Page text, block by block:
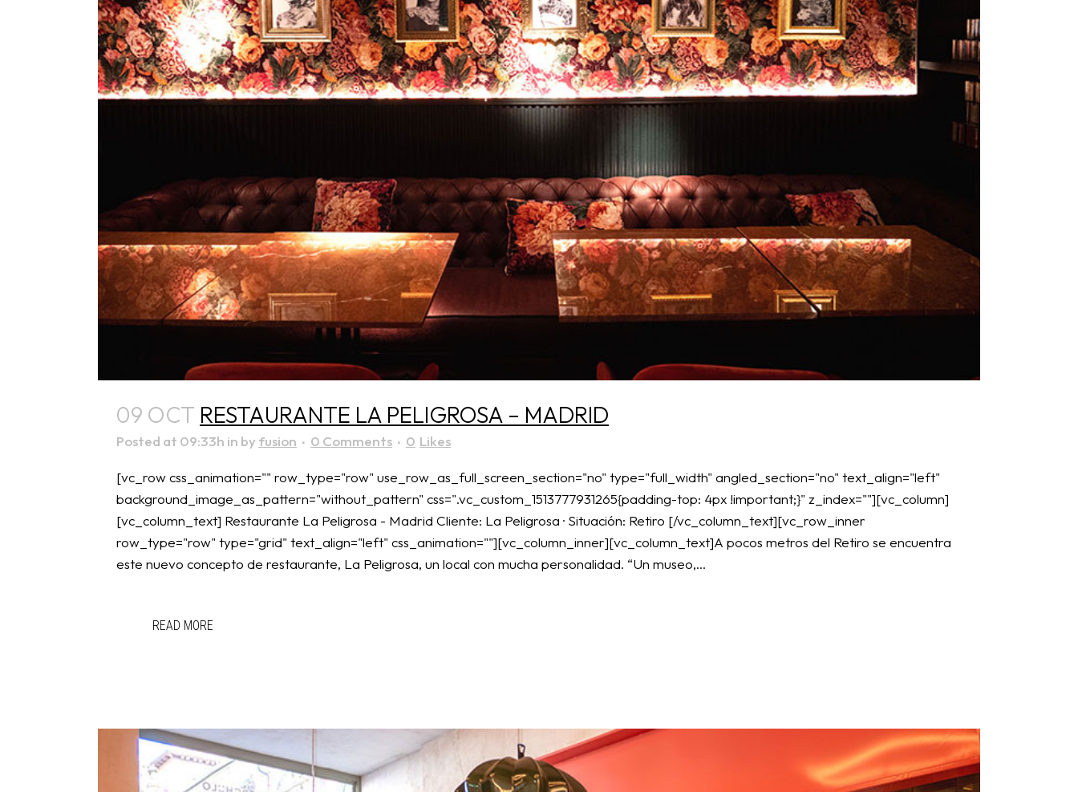
09 OCT RESTAURANTE LA PELIGROSA – MADRID
Posted at 09:33h in byfusion 0 Comments 0 Likes
[vc_row css_animation="" row_type="row" use_row_as_full_screen_section="no" type="full_width" angled_section="no" text_align="left"
background_image_as_pattern="without_pattern" css=".vc_custom_1513777931265{padding-top: 4px !important;}" z_index=""][vc_column]
[vc_column_text] Restaurante La Peligrosa - Madrid Cliente: La Peligrosa · Situación: Retiro [/vc_column_text][vc_row_inner
row_type="row" type="grid" text_align="left" css_animation=""][vc_column_inner][vc_column_text]A pocos metros del Retiro se encuentra
este nuevo concepto de restaurante, La Peligrosa, un local con mucha personalidad. “Un museo,...
READ MORE